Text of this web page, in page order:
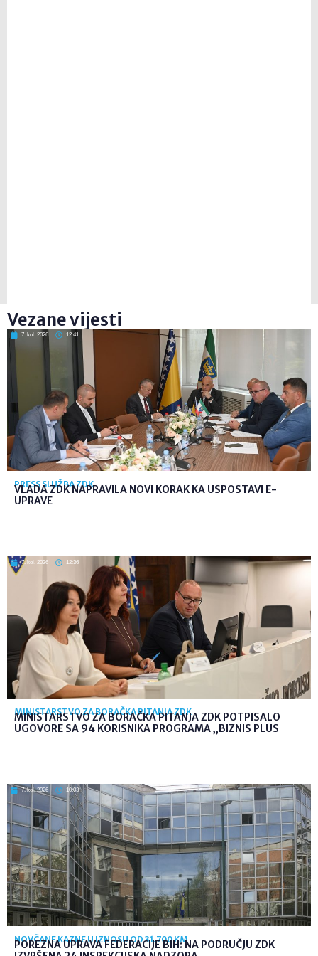
Vezane vijesti
7. kol. 2026 12:41
PRESS SLUŽBA ZDK
VLADA ZDK NAPRAVILA NOVI KORAK KA USPOSTAVI E-
UPRAVE
7. kol. 2026 12:36
MINISTARSTVO ZA BORAČKA PITANJA ZDK
MINISTARSTVO ZA BORAČKA PITANJA ZDK POTPISALO
UGOVORE SA 94 KORISNIKA PROGRAMA „BIZNIS PLUS
7. kol. 2026 10:03
NOVČANE KAZNE U IZNOSU OD 31.700 KM
POREZNA UPRAVA FEDERACIJE BIH: NA PODRUČJU ZDK